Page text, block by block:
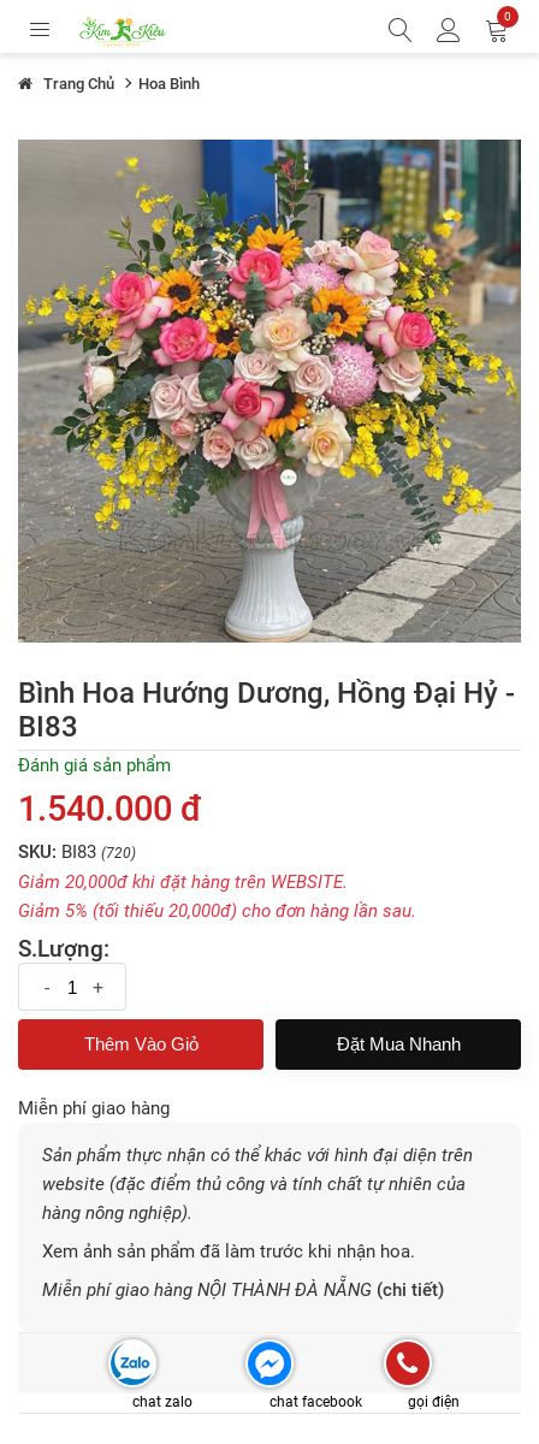
0
Trang Chủ Hoa Bình
Bình Hoa Hướng Dương, Hồng Đại Hỷ -
BI83
Đánh giá sản phẩm
1.540.000 đ
SKU: BI83 (720)
Giảm 20,000đ khi đặt hàng trên WEBSITE.
Giảm 5% (tối thiếu 20,000đ) cho đơn hàng lần sau.
S.Lượng:
- +
Đặt Mua Nhanh
Miễn phí giao hàng
Sản phẩm thực nhận có thể khác với hình đại diện trên
website (đặc điểm thủ công và tính chất tự nhiên của
hàng nông nghiệp).
Xem ảnh sản phẩm đã làm trước khi nhận hoa.
Miễn phí giao hàng NỘI THÀNH ĐÀ NẴNG (chi tiết)
chat zalo chat facebook gọi điện